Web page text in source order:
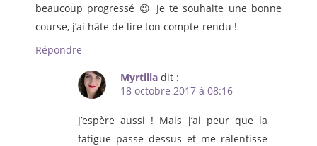
beaucoup progressé 😉 Je te souhaite une bonne
course, j’ai hâte de lire ton compte-rendu !
Répondre
Myrtilla dit :
18 octobre 2017 à 08:16
J’espère aussi ! Mais j’ai peur que la
fatigue passe dessus et me ralentisse